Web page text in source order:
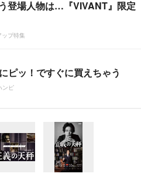
登場人物は…『VIVANT』限定
プ特集
ピッ！ですぐに買えちゃう
ンピ